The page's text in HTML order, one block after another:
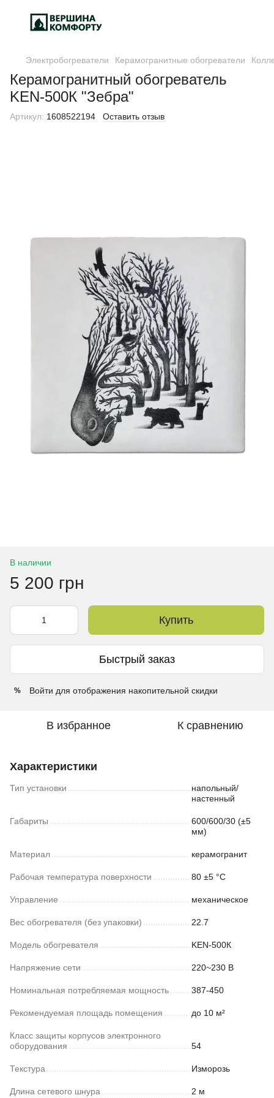
Электробогреватели Керамогранитные обогреватели
Керамогранитный обогреватель
KEN-500К "Зебра"
Артикул: 1608522194 Оставить отзыв
В наличии
5 200 грн
Купить
Быстрый заказ
% Войти для отображения накопительной скидки
В избранное К сравнению
Характеристики
Тип установки
напольный/
настенный
Габариты
600/600/30 (±5
мм)
Материал керамогранит
Рабочая температура поверхности 80 ±5 °С
Управление механическое
Вес обогревателя (без упаковки) 22.7
Модель обогревателя KEN-500К
Напряжение сети 220~230 В
Номинальная потребляемая мощность 387-450
Рекомендуемая площадь помещения до 10 м²
Класс защиты корпусов электронного
оборудования
54
Текстура Изморозь
Длина сетевого шнура 2 м